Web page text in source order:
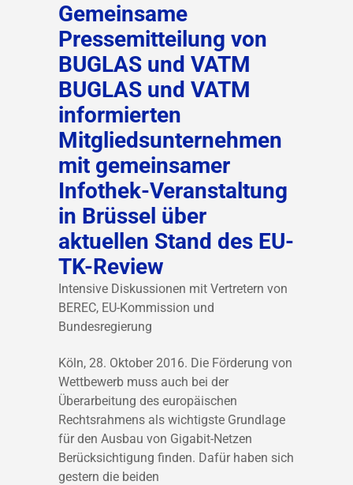
Gemeinsame
Pressemitteilung von
BUGLAS und VATM
BUGLAS und VATM
informierten
Mitgliedsunternehmen
mit gemeinsamer
Infothek-Veranstaltung
in Brüssel über
aktuellen Stand des EU-
TK-Review
Intensive Diskussionen mit Vertretern von
BEREC, EU-Kommission und
Bundesregierung
Köln, 28. Oktober 2016. Die Förderung von
Wettbewerb muss auch bei der
Überarbeitung des europäischen
Rechtsrahmens als wichtigste Grundlage
für den Ausbau von Gigabit-Netzen
Berücksichtigung finden. Dafür haben sich
gestern die beiden